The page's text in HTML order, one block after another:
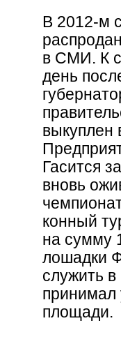
В 2012-м
в СМИ. К
день
выкуплен
Гасится
вновь
конный
на сумму
лошадки
служить
принимал
площади.